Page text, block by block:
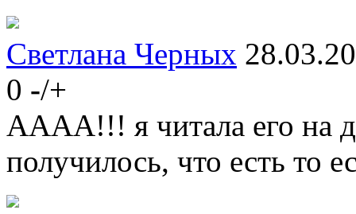
Светлана Черных
0 -/+
АААА!!! я читала его на
получилось, что есть то